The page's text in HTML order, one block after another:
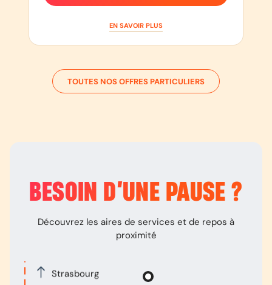
EN SAVOIR PLUS
TOUTES NOS OFFRES PARTICULIERS
BESOIN D’UNE PAUSE ?
Découvrez les aires de services et de repos à
proximité
Strasbourg